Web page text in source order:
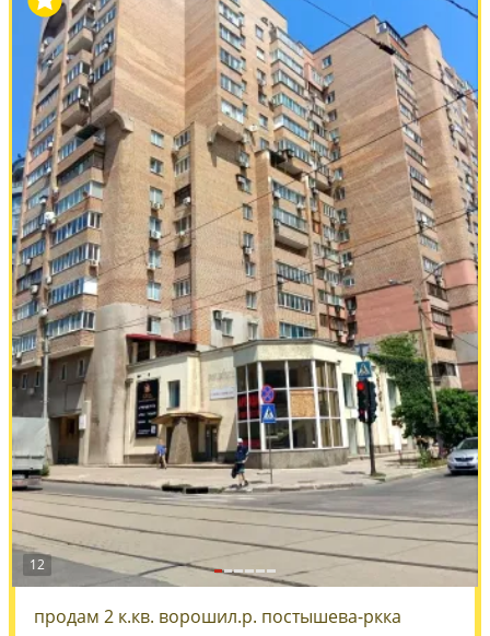
12
продам 2 к.кв. ворошил.р. постышева-ркка